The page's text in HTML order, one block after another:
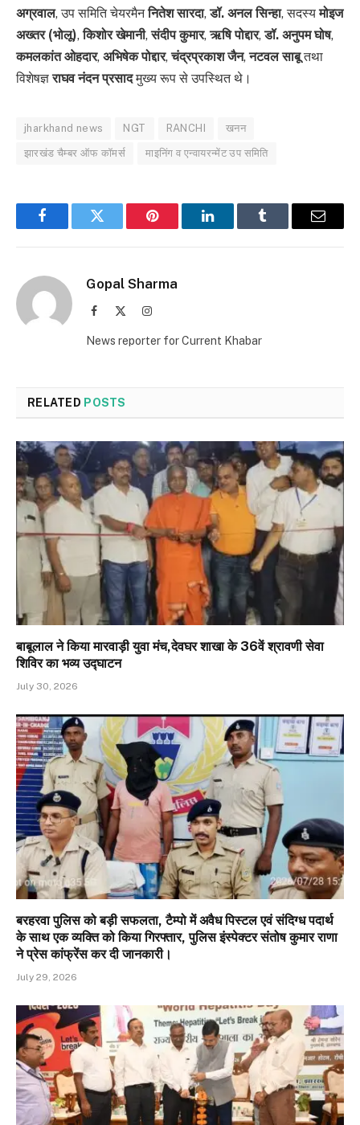
अग्रवाल, उप समिति चेयरमैननितेश सारदा,डॉ. अनल सिन्हा, सदस्यमोइज
अख्तर (भोलू),किशोर खेमानी,संदीप कुमार,ऋषि पोद्दार,डॉ. अनुपम घोष,
कमलकांत ओहदार, अभिषेक पोद्दार,चंद्रप्रकाश जैन,नटवल साबूतथा
विशेषज्ञराघव नंदन प्रसादमुख्य रूप से उपस्थित थे।
jharkhand news NGT RANCHI खनन
झारखंड चैम्बर ऑफ कॉमर्स माइनिंग व एन्वायरन्मेंट उप समिति
FacebookTwitter Pinterest LinkedInTumblr Email
Gopal Sharma
Facebook Instagram
News reporter for Current Khabar
RELATED POSTS
बाबूलाल ने किया मारवाड़ी युवा मंच,देवघर शाखा के 36वें श्रावणी सेवा
शिविर का भव्य उद्घाटन
July 30, 2026
बरहरवा पुलिस को बड़ी सफलता, टैम्पो में अवैध पिस्टल एवं संदिग्ध पदार्थ
के साथ एक व्यक्ति को किया गिरफ्तार, पुलिस इंस्पेक्टर संतोष कुमार राणा
ने प्रेस कांफ्रेंस कर दी जानकारी।
July 29, 2026